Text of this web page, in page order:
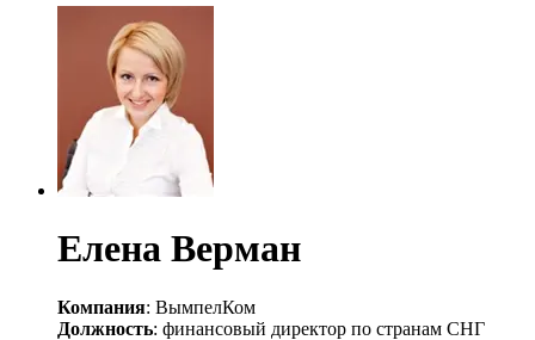
Елена Верман
Компания: ВымпелКом
Должность: финансовый директор по странам СНГ